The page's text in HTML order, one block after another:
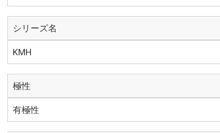
シリーズ名
KMH
極性
有極性